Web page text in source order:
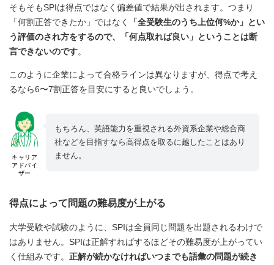
そもそもSPIは得点ではなく偏差値で結果が出されます。つまり
「何割正答できたか」ではなく
「全受験生のうち上位何%か」とい
う評価のされ方をするので、「何点取れば良い」ということは断
言できないのです。
このように企業によって合格ラインは異なりますが、得点で考え
るなら6〜7割正答を目安にすると良いでしょう。
キャリア
アドバイ
ザー
もちろん、英語能力を重視される外資系企業や総合商
社などを目指すなら高得点を取るに越したことはあり
ません。
得点によって問題の難易度が上がる
大学受験や試験のように、SPIは全員同じ問題を出題されるわけで
はありません。SPIは正解すればするほどその難易度が上がってい
く仕組みです。 正解が続かなければいつまでも語彙の問題が続き